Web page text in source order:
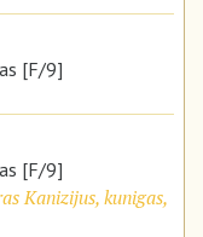
[F/9]
[F/9]
Kanizijus, kunigas,